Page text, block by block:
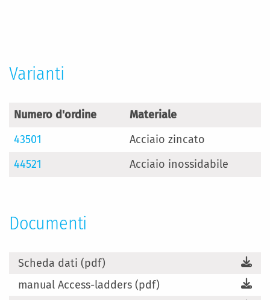
Varianti
Numero d'ordine
Materiale
43501
Acciaio zincato
44521
Acciaio inossidabile
Documenti
Scheda dati (pdf)
manual Access-ladders (pdf)